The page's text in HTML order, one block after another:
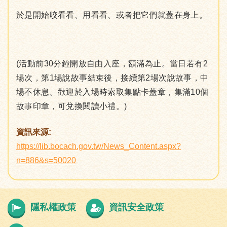
於是開始咬看看、用看看、或者把它們就蓋在身上。
(活動前30分鐘開放自由入座，額滿為止。當日若有2
場次，第1場說故事結束後，接續第2場次說故事，中
場不休息。歡迎於入場時索取集點卡蓋章，集滿10個
故事印章，可兌換閱讀小禮。)
資訊來源:
https://lib.bocach.gov.tw/News_Content.aspx?
n=886&s=50020
隱私權政策 資訊安全政策